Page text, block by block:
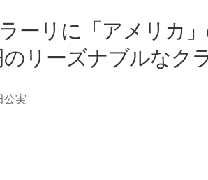
ーリに「アメリカ
リーズナブルなク
公実